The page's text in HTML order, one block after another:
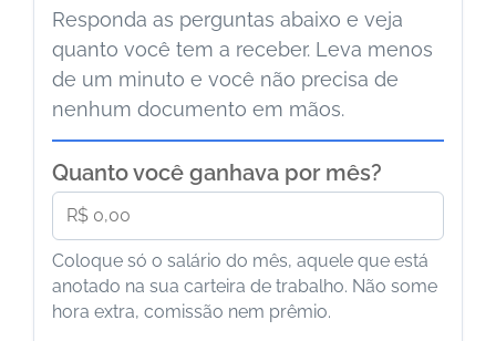
Responda as perguntas abaixo e veja
quanto você tem a receber. Leva menos
de um minuto e você não precisa de
nenhum documento em mãos.
Quanto você ganhava por mês?
Coloque só o salário do mês, aquele que está
anotado na sua carteira de trabalho. Não some
hora extra, comissão nem prêmio.